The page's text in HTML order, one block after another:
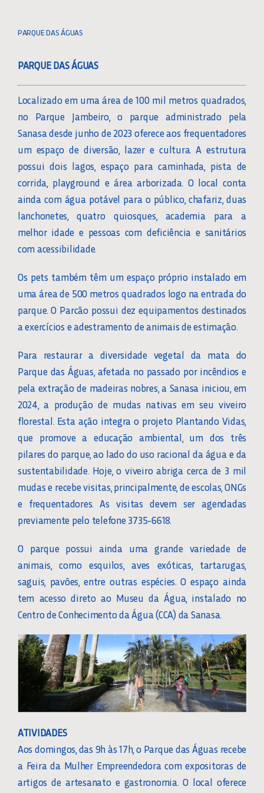
Toggle
Navigation
CONHEÇA A SANASA
O QUE FAZEMOS
PLANO DE SEGURANÇA DA ÁGUA
QUALIDADE DA ÁGUA
PARCEIROS DE DESCONTOS
RECURSOS HUMANOS
PARQUE DAS ÁGUAS
PARQUE DAS ÁGUAS
Localizado em uma área de 100 mil metros quadrados,
no Parque Jambeiro, o parque administrado pela
Sanasa desde junho de 2023 oferece aos frequentadores
um espaço de diversão, lazer e cultura. A estrutura
possui dois lagos, espaço para caminhada, pista de
corrida, playground e área arborizada. O local conta
ainda com água potável para o público, chafariz, duas
lanchonetes, quatro quiosques, academia para a
melhor idade e pessoas com deficiência e sanitários
com acessibilidade.
Os pets também têm um espaço próprio instalado em
uma área de 500 metros quadrados logo na entrada do
parque. O Parcão possui dez equipamentos destinados
a exercícios e adestramento de animais de estimação.
Para restaurar a diversidade vegetal da mata do
Parque das Águas, afetada no passado por incêndios e
pela extração de madeiras nobres, a Sanasa iniciou, em
2024, a produção de mudas nativas em seu viveiro
florestal. Esta ação integra o projeto Plantando Vidas,
que promove a educação ambiental, um dos três
pilares do parque, ao lado do uso racional da água e da
sustentabilidade. Hoje, o viveiro abriga cerca de 3 mil
mudas e recebe visitas, principalmente, de escolas, ONGs
e frequentadores. As visitas devem ser agendadas
previamente pelo telefone 3735-6618.
O parque possui ainda uma grande variedade de
animais, como esquilos, aves exóticas, tartarugas,
saguis, pavões, entre outras espécies. O espaço ainda
tem acesso direto ao Museu da Água, instalado no
Centro de Conhecimento da Água (CCA) da Sanasa.
ATIVIDADES
Aos domingos, das 9h às 17h, o Parque das Águas recebe
a Feira da Mulher Empreendedora com expositoras de
artigos de artesanato e gastronomia. O local oferece